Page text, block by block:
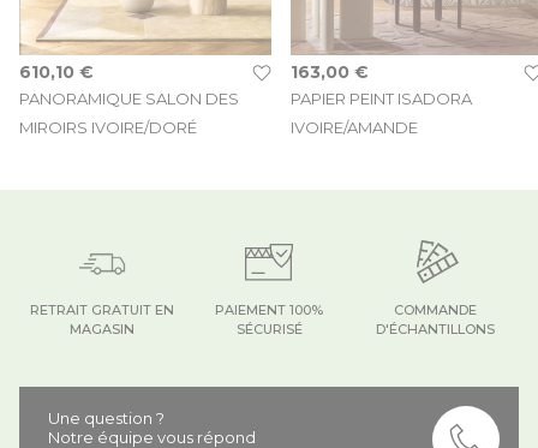
PANORAMIQUE SALON DES
MIROIRS IVOIRE/DORÉ
610,10 €
PAPIER PEINT ISADORA
IVOIRE/AMANDE
163,00 €
COMMANDE
D'ÉCHANTILLONS
PAIEMENT 100%
SÉCURISÉ
RETRAIT GRATUIT EN
MAGASIN
Une question ?
Notre équipe vous répond